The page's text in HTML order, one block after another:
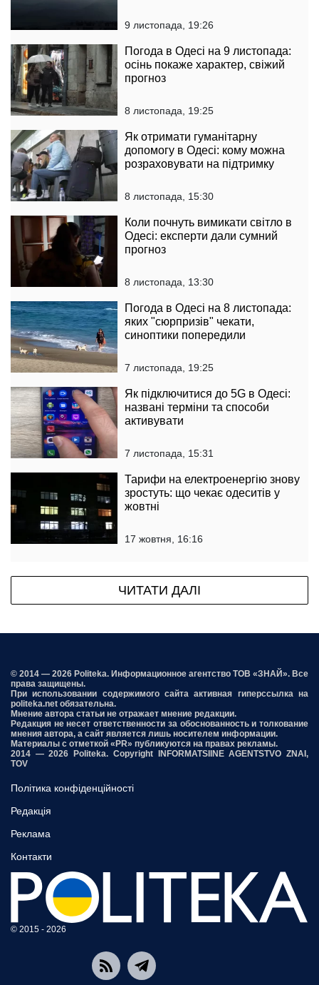
9 листопада, 19:26
Погода в Одесі на 9 листопада:
осінь покаже характер, свіжий
прогноз
8 листопада, 19:25
Як отримати гуманітарну
допомогу в Одесі: кому можна
розраховувати на підтримку
8 листопада, 15:30
Коли почнуть вимикати світло в
Одесі: експерти дали сумний
прогноз
8 листопада, 13:30
Погода в Одесі на 8 листопада:
яких "сюрпризів" чекати,
синоптики попередили
7 листопада, 19:25
Як підключитися до 5G в Одесі:
названі терміни та способи
активувати
7 листопада, 15:31
Тарифи на електроенергію знову
зростуть: що чекає одеситів у
жовтні
17 жовтня, 16:16
ЧИТАТИ ДАЛІ
© 2014 — 2026 Politeka. Информационное агентство ТОВ «ЗНАЙ». Все
права защищены.
При использовании содержимого сайта активная гиперссылка на
politeka.net обязательна.
Мнение автора статьи не отражает мнение редакции.
Редакция не несет ответственности за обоснованность и толкование
мнения автора, а сайт является лишь носителем информации.
Материалы с отметкой «PR» публикуются на правах рекламы.
2014 — 2026 Politeka. Copyright INFORMATSIINE AGENTSTVO ZNAI,
TOV
Політика конфіденційності
Редакція
Реклама
Контакти
© 2015 - 2026